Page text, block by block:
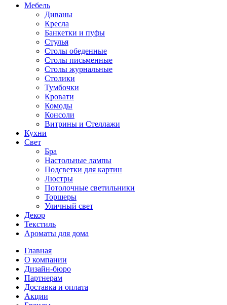
Мебель
Диваны
Кресла
Банкетки и пуфы
Стулья
Столы обеденные
Столы письменные
Столы журнальные
Столики
Тумбочки
Кровати
Комоды
Консоли
Витрины и Стеллажи
Кухни
Свет
Бра
Настольные лампы
Подсветки для картин
Люстры
Потолочные светильники
Торшеры
Уличный свет
Декор
Текстиль
Ароматы для дома
Главная
О компании
Дизайн-бюро
Партнерам
Доставка и оплата
Акции